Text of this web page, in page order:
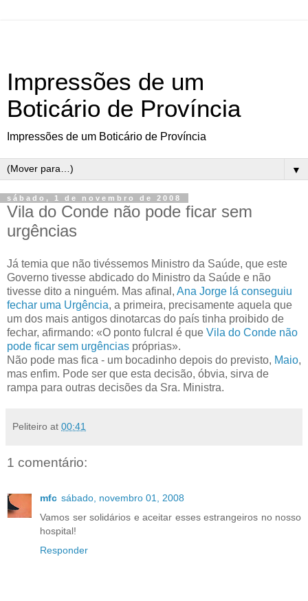
Impressões de um
Boticário de Província
Impressões de um Boticário de Província
▼
sábado, 1 de novembro de 2008
Vila do Conde não pode ficar sem
urgências
Já temia que não tivéssemos Ministro da Saúde, que este
Governo tivesse abdicado do Ministro da Saúde e não
tivesse dito a ninguém. Mas afinal, Ana Jorge lá conseguiu
fechar uma Urgência, a primeira, precisamente aquela que
um dos mais antigos dinotarcas do país tinha proibido de
fechar, afirmando: «O ponto fulcral é que Vila do Conde não
pode ficar sem urgências próprias».
Não pode mas fica - um bocadinho depois do previsto, Maio,
mas enfim. Pode ser que esta decisão, óbvia, sirva de
rampa para outras decisões da Sra. Ministra.
Peliteiro at 00:41
1 comentário:
mfc sábado, novembro 01, 2008
Vamos ser solidários e aceitar esses estrangeiros no nosso
hospital!
Responder